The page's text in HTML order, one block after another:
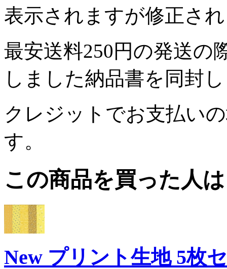
表示されますが修正さ
最安送料250円の発送の
しました納品書を同封
クレジットでお支払い
す。
この商品を買った人
New プリント生地 5枚